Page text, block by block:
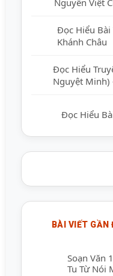
Đọc Hiểu
Khánh Châu
Đọc Hiểu
Nguyệt
Đọc Hiểu
BÀI VIẾT GẦN
Soạn Văn
Tu Từ Nói
Xin chào! Tôi là trợ
tìm kiếm các bài